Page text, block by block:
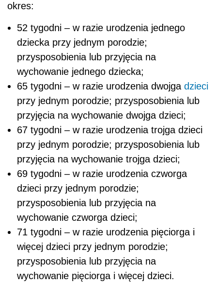
okres:
52 tygodni – w razie urodzenia jednego
dziecka przy jednym porodzie;
przysposobienia lub przyjęcia na
wychowanie jednego dziecka;
65 tygodni – w razie urodzenia dwojga dzieci
przy jednym porodzie; przysposobienia lub
przyjęcia na wychowanie dwojga dzieci;
67 tygodni – w razie urodzenia trojga dzieci
przy jednym porodzie; przysposobienia lub
przyjęcia na wychowanie trojga dzieci;
69 tygodni – w razie urodzenia czworga
dzieci przy jednym porodzie;
przysposobienia lub przyjęcia na
wychowanie czworga dzieci;
71 tygodni – w razie urodzenia pięciorga i
więcej dzieci przy jednym porodzie;
przysposobienia lub przyjęcia na
wychowanie pięciorga i więcej dzieci.